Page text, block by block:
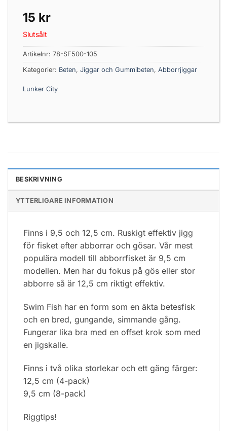
15 kr
Slutsålt
Artikelnr: 78-SF500-105
Kategorier: Beten, Jiggar och Gummibeten, Abborrjiggar
Lunker City
BESKRIVNING
YTTERLIGARE INFORMATION
Finns i 9,5 och 12,5 cm. Ruskigt effektiv jigg
för fisket efter abborrar och gösar. Vår mest
populära modell till abborrfisket är 9,5 cm
modellen. Men har du fokus på gös eller stor
abborre så är 12,5 cm riktigt effektiv.
Swim Fish har en form som en äkta betesfisk
och en bred, gungande, simmande gång.
Fungerar lika bra med en offset krok som med
en jigskalle.
Finns i två olika storlekar och ett gäng färger:
12,5 cm (4-pack)
9,5 cm (8-pack)
Riggtips!